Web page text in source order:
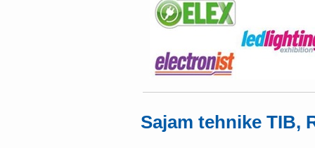
Sajam tehnike TIB,